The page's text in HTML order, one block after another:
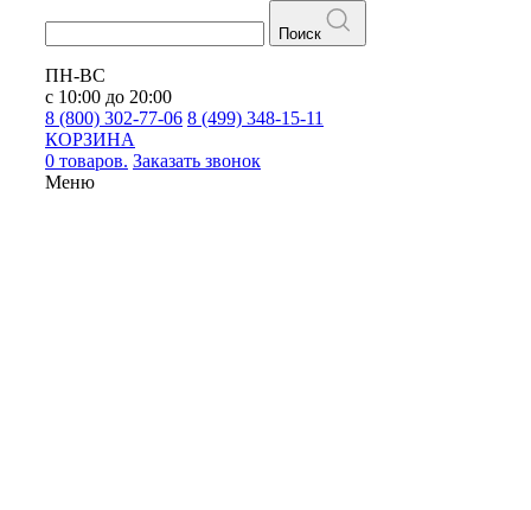
Поиск
ПН-ВС
с 10:00 до 20:00
8 (800) 302-77-06 8 (499) 348-15-11
КОРЗИНА
0 товаров. Заказать звонок
Меню